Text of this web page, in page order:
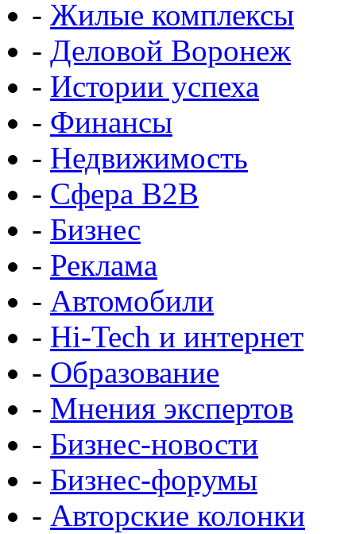
- Жилые комплексы
- Деловой Воронеж
- Истории успеха
- Финансы
- Недвижимость
- Сфера B2B
- Бизнес
- Реклама
- Автомобили
- Hi-Tech и интернет
- Образование
- Мнения экспертов
- Бизнес-новости
- Бизнес-форумы
- Авторские колонки